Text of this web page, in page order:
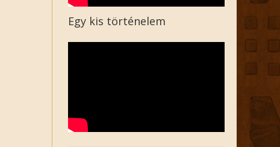
Egy kis történelem